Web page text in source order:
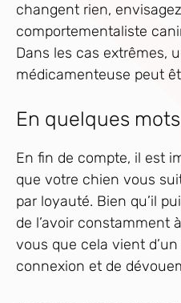
changent rien,
comportementaliste
Dans les cas extrêmes,
médicamenteuse peut
En quelques
En fin de compte, il est
que votre chien vous
par loyauté. Bien qu’il
de l’avoir constamment
vous que cela vient
connexion et de